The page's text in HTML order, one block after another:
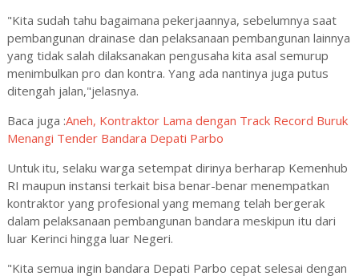
"Kita sudah tahu bagaimana pekerjaannya, sebelumnya saat
pembangunan drainase dan pelaksanaan pembangunan lainnya
yang tidak salah dilaksanakan pengusaha kita asal semurup
menimbulkan pro dan kontra. Yang ada nantinya juga putus
ditengah jalan,"jelasnya.
Baca juga :Aneh, Kontraktor Lama dengan Track Record Buruk
Menangi Tender Bandara Depati Parbo
Untuk itu, selaku warga setempat dirinya berharap Kemenhub
RI maupun instansi terkait bisa benar-benar menempatkan
kontraktor yang profesional yang memang telah bergerak
dalam pelaksanaan pembangunan bandara meskipun itu dari
luar Kerinci hingga luar Negeri.
"Kita semua ingin bandara Depati Parbo cepat selesai dengan